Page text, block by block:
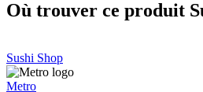
Où trouver ce produit
Sushi Shop
Metro